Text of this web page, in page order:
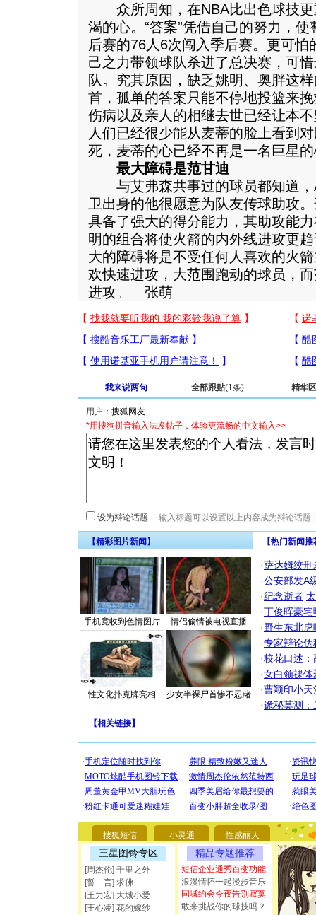
众所周知，在NBA比出色球技更
渴的心。“答案”凭借自己的努力，
后赛的76人6次闯入季后赛。更可
己之力带领球队杀进了总决赛，可
队。究其原因，缺乏姚明、奥胖这
首，孤单的答案只能不停地投篮来
伤病以及亲人的相继去世已经让本
人们已经很少能从麦蒂的脸上看到
死，麦蒂的心已经不再是一名巨星
最大障碍是范甘迪
与艾弗森共事过的球员都知道，
卫出身的他很愿意为队友传球助攻
具备了强大的得分能力，其助攻能
明的组合将使火箭的内外线进攻更
大的障碍将是不受任何人喜欢的火
欢快速进攻，大范围跑动的球员，
进攻。 张萌
我来说两句 全部跟贴(1条) 精华区
用户：
*用搜狗拼音输入法发帖子，体验更流畅的中文输入>>
设为辩论话题
【精彩图片新闻】
手机竟收到色情图片 情侣偷情被电视直播
性文化扑克牌亮相 少女半裸尸首惨不忍睹
【热门新闻
·萨达姆绞刑
·公安部发A
·纪念逝者
·丁俊晖豪
·野生东北
·专家辩论伪
·校花口述：
·女白领祼体
·曹颖印小天
·诡秘莫测：
【相关链接】
搜狐短信 小灵通 性感丽人
三星图铃专区
[周杰伦] 千里之外
[誓 言] 求佛
[王力宏] 大城小爱
[王心凌] 花的嫁纱
精品专题推荐
短信企业通秀百变功能
浪漫情怀一起漫步音乐
同城约会今夜告别寂寞
敢来挑战你的球技吗？
[圣诞节]
你太多
要平安！
[圣诞节]
能正大光
都要快乐
[圣诞节]
如意,快
[元旦]看
断电。爱